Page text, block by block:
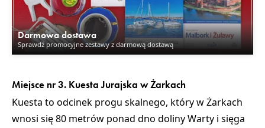
Darmowa dostawa
Sprawdź promocyjne zestawy z darmową dostawą
Miejsce nr 3. Kuesta Jurajska w Żarkach
Kuesta to odcinek progu skalnego, który w Żarkach
wnosi się 80 metrów ponad dno doliny Warty i sięga